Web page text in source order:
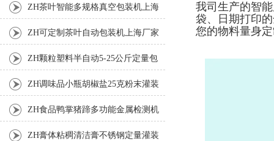
我司生产的智
袋、日期打印
您的物料量身
ZH茶叶智能多规格真空包装机上海
厂家 ZH可定制茶叶自动包装机上海厂家
ZH颗粒塑料半自动5-25公斤定量包
装机 ZH调味品小瓶胡椒盐25克粉末灌装
ZH食品鸭掌猪蹄多功能金属检测机
ZH膏体粘稠清洁膏不锈钢定量灌装